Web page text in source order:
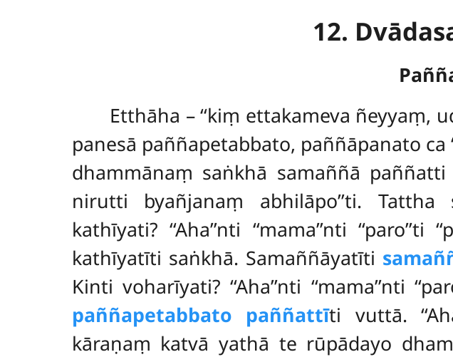
12.
Etthāha – ‘‘kiṃ ettakameva ñeyyaṃ,
panesā paññapetabbato, paññāpanato ca
dhammānaṃ saṅkhā samaññā
nirutti byañjanaṃ abhilāpo’’ti. Tattha
kathīyati? ‘‘Aha’’nti ‘‘mama’’nti ‘‘paro’’ti
kathīyatīti saṅkhā. Samaññāyatīti
Kinti voharīyati? ‘‘Aha’’nti ‘‘mama’’nti
paññapetabbato paññattīti vuttā.
kāraṇaṃ katvā yathā te rūpādayo